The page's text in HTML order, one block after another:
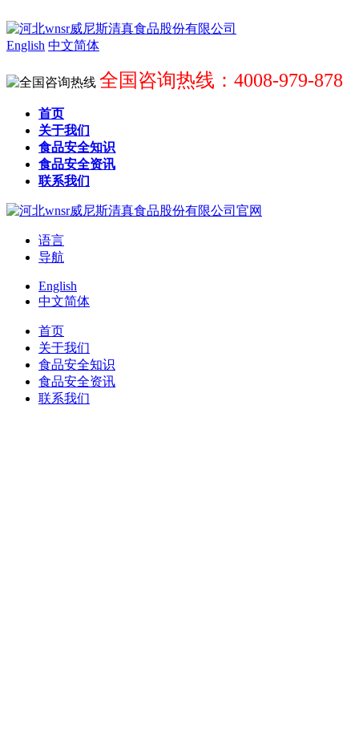
English 中文简体
全国咨询热线：4008-979-878
首页
关于我们
食品安全知识
食品安全资讯
联系我们
语言
导航
English
中文简体
首页
关于我们
食品安全知识
食品安全资讯
联系我们